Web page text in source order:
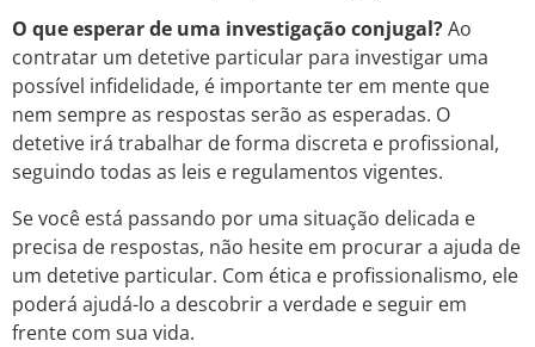
O que esperar de uma investigação conjugal?Ao
contratar um detetive particular para investigar uma
possível infidelidade, é importante ter em mente que
nem sempre as respostas serão as esperadas. O
detetive irá trabalhar de forma discreta e profissional,
seguindo todas as leis e regulamentos vigentes.
Se você está passando por uma situação delicada e
precisa de respostas, não hesite em procurar a ajuda de
um detetive particular. Com ética e profissionalismo, ele
poderá ajudá-lo a descobrir a verdade e seguir em
frente com sua vida.